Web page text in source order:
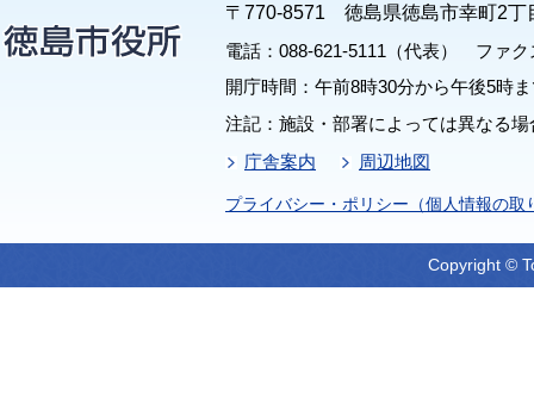
〒770-8571 徳島県徳島市幸町2丁
電話：088-621-5111（代表） ファク
開庁時間：午前8時30分から午後5時
注記：施設・部署によっては異なる
庁舎案内
周辺地図
プライバシー・ポリシー（個人情報の取
Copyright ©